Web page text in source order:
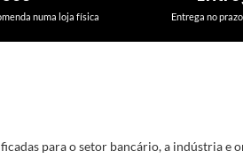
numa loja física Entrega no
para o setor bancário, a indústria e